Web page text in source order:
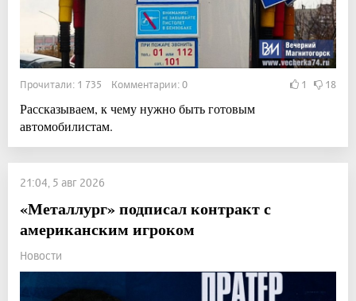
Прочитали: 1 735 Комментарии: 0 1 18
Рассказываем, к чему нужно быть готовым
автомобилистам.
21:04, 5 авг 2026
«Металлург» подписал контракт с
американским игроком
Новости